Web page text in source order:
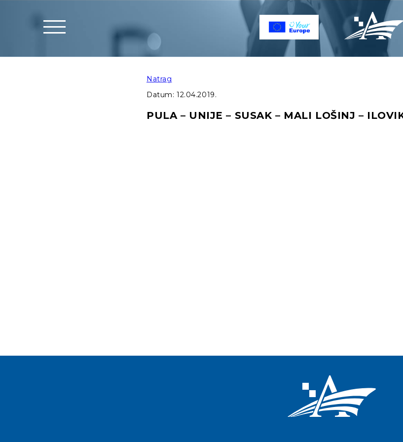
Natrag
Datum: 12.04.2019.
PULA – UNIJE – SUSAK – MALI LOŠINJ –